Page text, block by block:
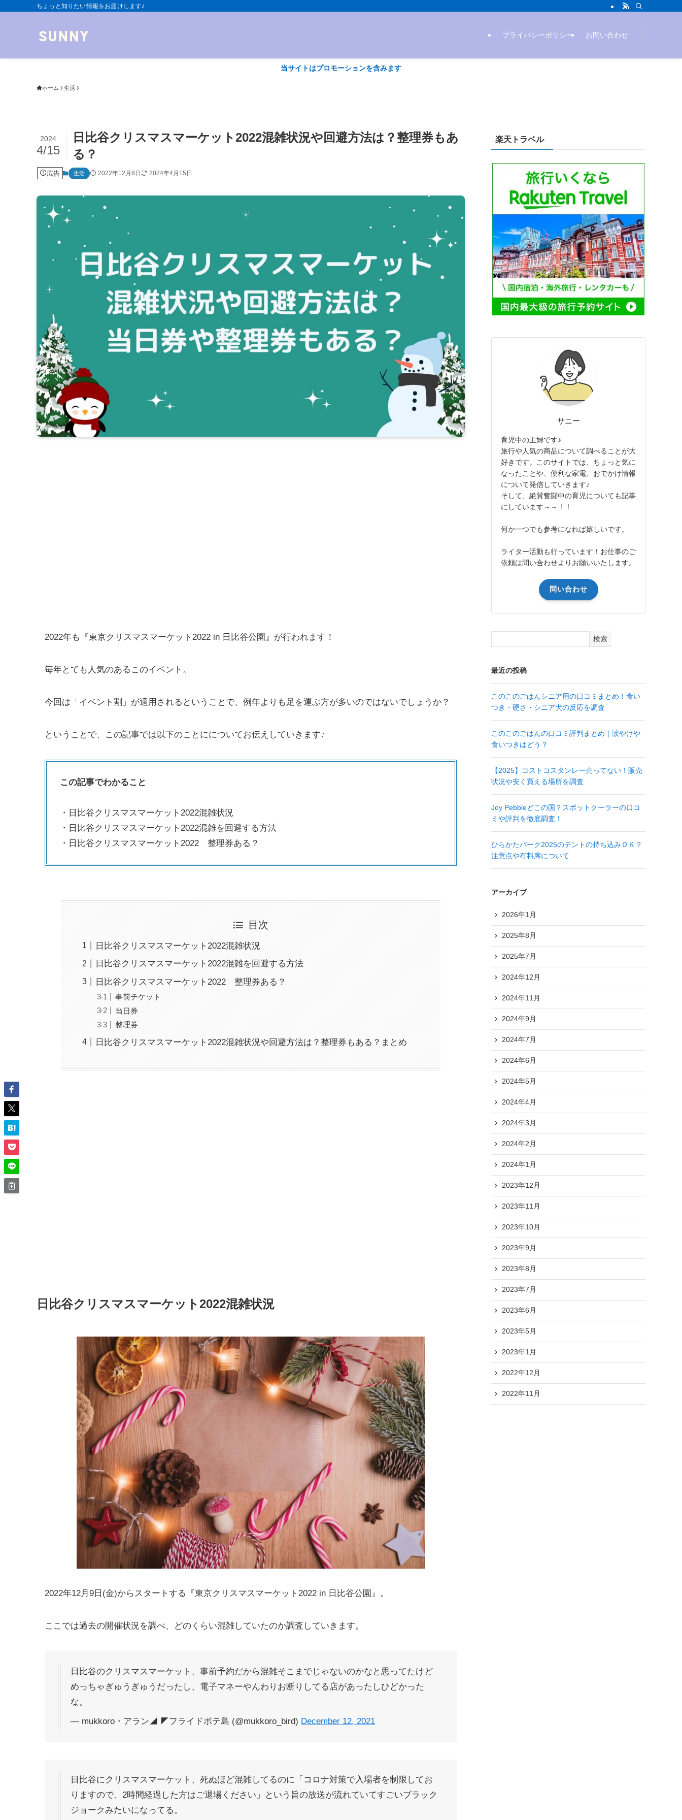
ちょっと知りたい情報をお届けします♪
プライバシーポリシー お問い合わせ
当サイトはプロモーションを含みます
ホーム 生活
日比谷クリスマスマーケット2022混雑状況や回避方法は？整理券もあ
る？
2024
4/15
広告 生活 2022年12月8日 2024年4月15日
2022年も『東京クリスマスマーケット2022 in 日比谷公園』が行われます！
毎年とても人気のあるこのイベント。
今回は「イベント割」が適用されるということで、例年よりも足を運ぶ方が多いのではないでしょうか？
ということで、この記事では以下のことにについてお伝えしていきます♪
この記事でわかること
・日比谷クリスマスマーケット2022混雑状況
・日比谷クリスマスマーケット2022混雑を回避する方法
・日比谷クリスマスマーケット2022 整理券ある？
目次
日比谷クリスマスマーケット2022混雑状況
日比谷クリスマスマーケット2022混雑を回避する方法
日比谷クリスマスマーケット2022 整理券ある？
事前チケット
当日券
整理券
日比谷クリスマスマーケット2022混雑状況や回避方法は？整理券もある？まとめ
日比谷クリスマスマーケット2022混雑状況
2022年12月9日(金)からスタートする『東京クリスマスマーケット2022 in 日比谷公園』。
ここでは過去の開催状況を調べ、どのくらい混雑していたのか調査していきます。
日比谷のクリスマスマーケット、事前予約だから混雑そこまでじゃないのかなと思ってたけど
めっちゃぎゅうぎゅうだったし、電子マネーやんわりお断りしてる店があったしひどかった
な。
— mukkoro・アラン◢ ◤フライドポテ島 (@mukkoro_bird) December 12, 2021
日比谷にクリスマスマーケット、死ぬほど混雑してるのに「コロナ対策で入場者を制限してお
りますので、2時間経過した方はご退場ください」という旨の放送が流れていてすごいブラック
ジョークみたいになってる。
楽天トラベル
サニー
育児中の主婦です♪
旅行や人気の商品について調べることが大
好きです。このサイトでは、ちょっと気に
なったことや、便利な家電、おでかけ情報
について発信していきます♪
そして、絶賛奮闘中の育児についても記事
にしています～～！！
何か一つでも参考になれば嬉しいです。
ライター活動も行っています！お仕事のご
依頼は問い合わせよりお願いいたします。
問い合わせ
検索
最近の投稿
このこのごはんシニア用の口コミまとめ！食い
つき・硬さ・シニア犬の反応を調査
このこのごはんの口コミ評判まとめ｜涙やけや
食いつきはどう？
【2025】コストコスタンレー売ってない！販売
状況や安く買える場所を調査
Joy Pebbleどこの国？スポットクーラーの口コ
ミや評判を徹底調査！
ひらかたパーク2025のテントの持ち込みＯＫ？
注意点や有料席について
アーカイブ
2026年1月
2025年8月
2025年7月
2024年12月
2024年11月
2024年9月
2024年7月
2024年6月
2024年5月
2024年4月
2024年3月
2024年2月
2024年1月
2023年12月
2023年11月
2023年10月
2023年9月
2023年8月
2023年7月
2023年6月
2023年5月
2023年1月
2022年12月
2022年11月